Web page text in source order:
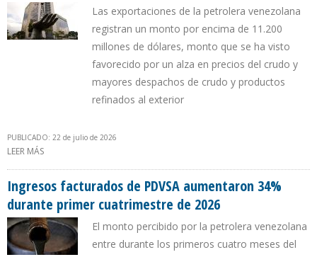
Las exportaciones de la petrolera venezolana
registran un monto por encima de 11.200
millones de dólares, monto que se ha visto
favorecido por un alza en precios del crudo y
mayores despachos de crudo y productos
refinados al exterior
PUBLICADO: 22 de julio de 2026
LEER MÁS
Ingresos facturados de PDVSA aumentaron 34%
durante primer cuatrimestre de 2026
El monto percibido por la petrolera venezolana
entre durante los primeros cuatro meses del